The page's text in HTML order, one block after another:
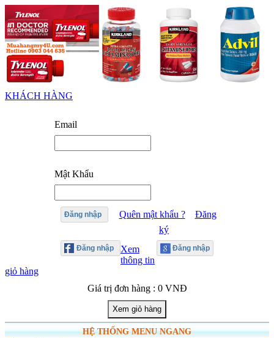
KHÁCH HÀNG
Email
Mật Khẩu
Đăng nhập Quên mật khẩu ?
Đăng
ký
Xem
thông tin
giỏ hàng
Giá trị đơn hàng : 0 VNĐ
HỆ THỐNG MENU NGANG